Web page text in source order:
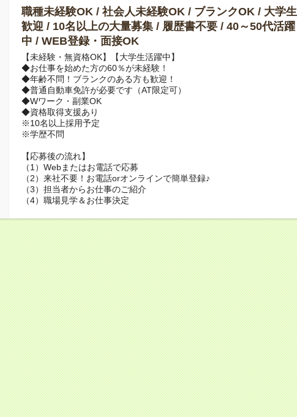
職種未経験OK / 社会人未経験OK / ブランクOK / 大学生
歓迎 / 10名以上の大量募集 / 履歴書不要 / 40～50代活躍
中 / WEB登録・面接OK
【未経験・無資格OK】【大学生活躍中】
◆お仕事を始めた方の60％が未経験！
◆年齢不問！ブランクのある方も歓迎！
◆普通自動車免許が必要です（AT限定可）
◆Wワーク・副業OK
◆資格取得支援あり
※10名以上採用予定
※学歴不問
【応募後の流れ】
（1）Webまたはお電話で応募
（2）来社不要！お電話orオンラインで簡単登録♪
（3）担当者からお仕事のご紹介
（4）職場見学＆お仕事決定